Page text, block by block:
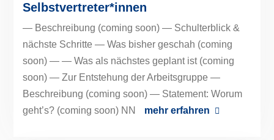
Selbstvertreter*innen
— Beschreibung (coming soon) — Schulterblick &
nächste Schritte — Was bisher geschah (coming
soon) — — Was als nächstes geplant ist (coming
soon) — Zur Entstehung der Arbeitsgruppe —
Beschreibung (coming soon) — Statement: Worum
geht’s? (coming soon) NN
mehr erfahren